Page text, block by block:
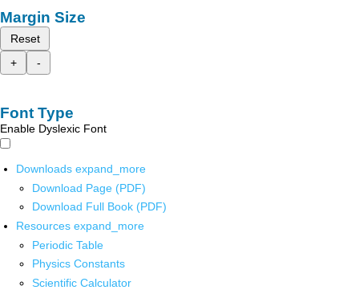
Margin Size
Reset
+
-
Font Type
Enable Dyslexic Font
Downloads expand_more
Download Page (PDF)
Download Full Book (PDF)
Resources expand_more
Periodic Table
Physics Constants
Scientific Calculator